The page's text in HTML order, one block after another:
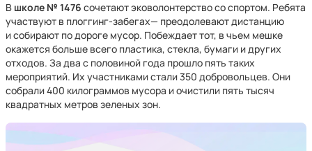
В школе № 1476 сочетают эковолонтерство со спортом. Ребята
участвуют в плоггинг-забегах— преодолевают дистанцию
и собирают по дороге мусор. Побеждает тот, в чьем мешке
окажется больше всего пластика, стекла, бумаги и других
отходов. За два с половиной года прошло пять таких
мероприятий. Их участниками стали 350 добровольцев. Они
собрали 400 килограммов мусора и очистили пять тысяч
квадратных метров зеленых зон.